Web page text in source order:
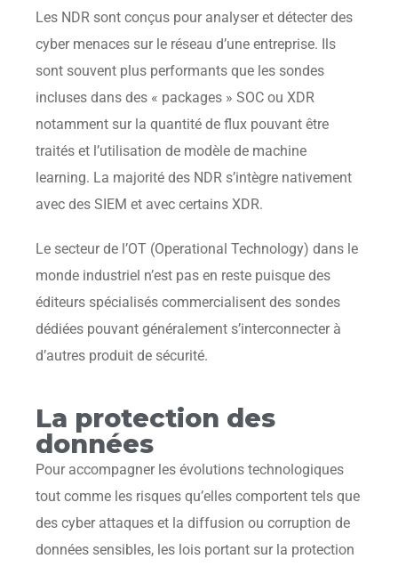
Les NDR sont conçus pour analyser et détecter des
cyber menaces sur le réseau d’une entreprise. Ils
sont souvent plus performants que les sondes
incluses dans des « packages » SOC ou XDR
notamment sur la quantité de flux pouvant être
traités et l’utilisation de modèle de machine
learning. La majorité des NDR s’intègre nativement
avec des SIEM et avec certains XDR.
Le secteur de l’OT (Operational Technology) dans le
monde industriel n’est pas en reste puisque des
éditeurs spécialisés commercialisent des sondes
dédiées pouvant généralement s’interconnecter à
d’autres produit de sécurité.
La protection des
données
Pour accompagner les évolutions technologiques
tout comme les risques qu’elles comportent tels que
des cyber attaques et la diffusion ou corruption de
données sensibles, les lois portant sur la protection